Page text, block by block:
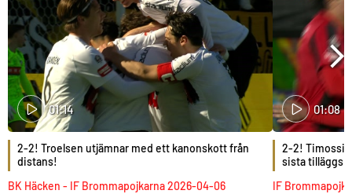
01:14
2-2! Troelsen utjämnar med ett kanonskott från
distans!
BK Häcken - IF Brommapojkarna2026-04-06
01:08
2-2! Timossi
sista
IF